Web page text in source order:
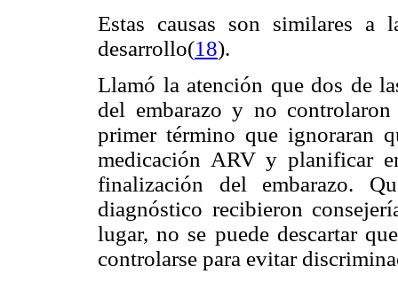
Estas causas son similares a
desarrollo(18).
Llamó la atención que dos de
del embarazo y no
primer término que ignoraran
medicación ARV y planificar
finalización del embarazo.
diagnóstico recibieron
lugar, no se puede descartar
controlarse para evitar